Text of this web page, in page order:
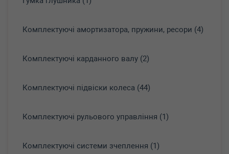
Комплектуючі амортизатора, пружини, ресори (4)
Комплектуючі карданного валу (2)
Комплектуючі підвіски колеса (44)
Комплектуючі рульового управління (1)
Комплектуючі системи зчеплення (1)